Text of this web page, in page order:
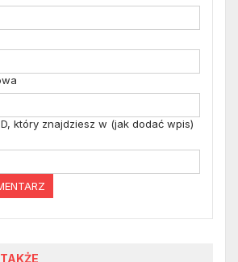
który znajdziesz w (jak dodać wpis)